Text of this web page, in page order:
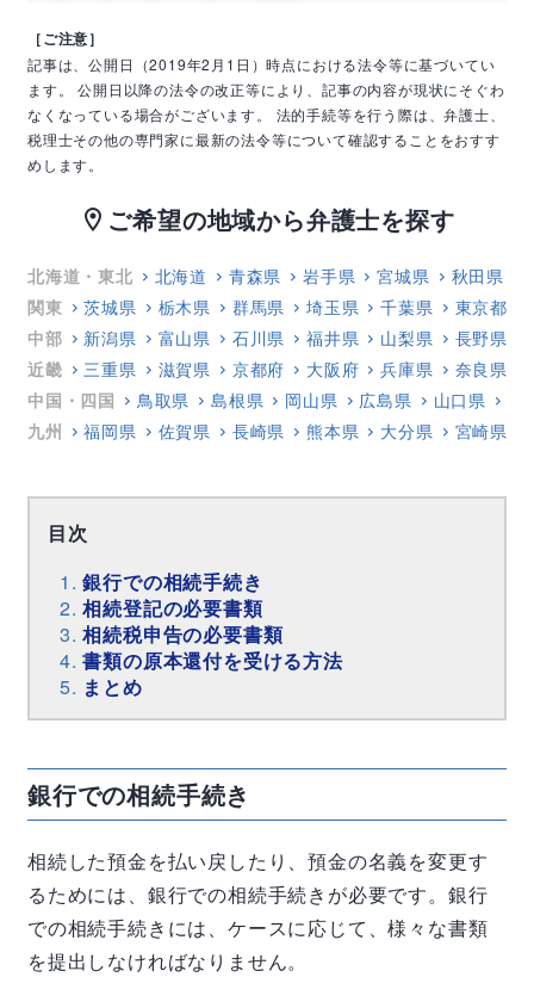
［ご注意］
記事は、公開日（2019年2月1日）時点における法令等に基づいてい
ます。
公開日以降の法令の改正等により、記事の内容が現状にそぐわ
なくなっている場合がございます。
法的手続等を行う際は、弁護士、
税理士その他の専門家に最新の法令等について確認することをおすす
めします。
location_on ご希望の地域から弁護士を探す
北海道・東北 北海道 青森県 岩手県 宮城県 秋田県
関東
茨城県 栃木県 群馬県 埼玉県 千葉県 東京都
中部
新潟県 富山県 石川県 福井県 山梨県 長野県
近畿
三重県 滋賀県 京都府 大阪府 兵庫県 奈良県
中国・四国
鳥取県 島根県 岡山県 広島県 山口県
九州
福岡県 佐賀県 長崎県 熊本県 大分県 宮崎県
目次
銀行での相続手続き
相続登記の必要書類
相続税申告の必要書類
書類の原本還付を受ける方法
まとめ
銀行での相続手続き
相続した預金を払い戻したり、預金の名義を変更す
るためには、銀行での相続手続きが必要です。銀行
での相続手続きには、ケースに応じて、様々な書類
を提出しなければなりません。